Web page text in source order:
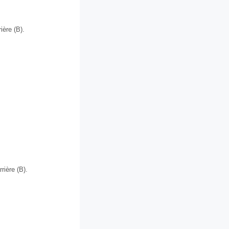
(B).
(B).